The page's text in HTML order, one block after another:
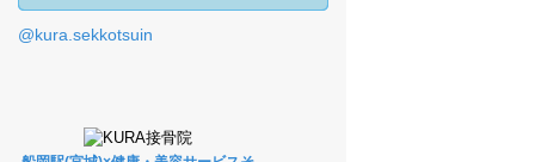
@kura.sekkotsuin